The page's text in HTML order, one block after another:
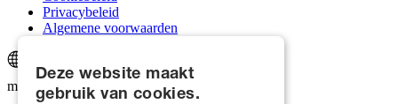
Privacybeleid
Algemene voorwaarden
made by Glue
Deze website maakt
gebruik van cookies.